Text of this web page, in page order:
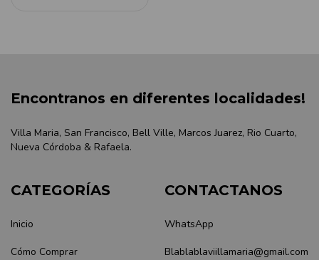
Encontranos en diferentes localidades!
Villa Maria, San Francisco, Bell Ville, Marcos Juarez, Rio Cuarto,
Nueva Córdoba & Rafaela.
CATEGORÍAS
Inicio
Cómo Comprar
CONTACTANOS
WhatsApp
Blablablaviillamaria@gmail.com